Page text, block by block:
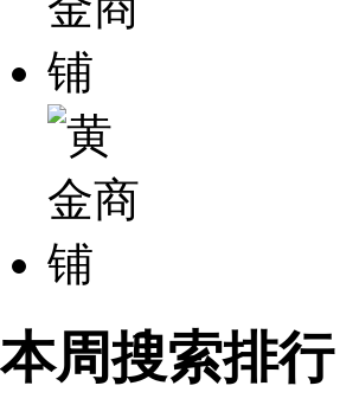
本周搜索排行